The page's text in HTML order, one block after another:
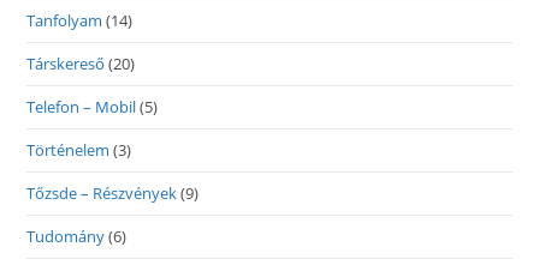
Tanfolyam (14)
Társkereső (20)
Telefon – Mobil(5)
Történelem (3)
Tőzsde – Részvények(9)
Tudomány(6)